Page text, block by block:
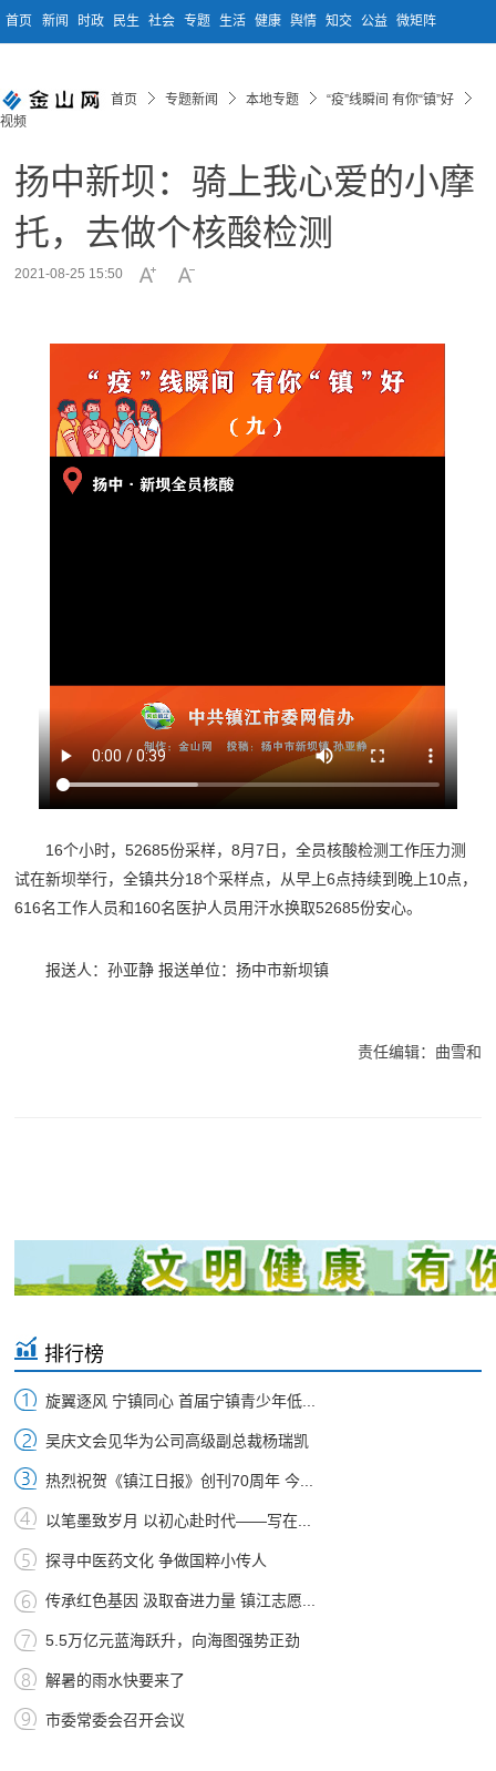
首页 新闻 时政 民生 社会 专题 生活 健康 舆情 知交 公益 微矩阵
首页 专题新闻 本地专题
“疫”线瞬间 有你“镇”好
视频
扬中新坝：骑上我心爱的小摩
托，去做个核酸检测
2021-08-25 15:50
16个小时，52685份采样，8月7日，全员核酸检测工作压力测
试在新坝举行，全镇共分18个采样点，从早上6点持续到晚上10点，
616名工作人员和160名医护人员用汗水换取52685份安心。
报送人：孙亚静 报送单位：扬中市新坝镇
责任编辑：曲雪和
排行榜
旋翼逐风 宁镇同心 首届宁镇青少年低...
吴庆文会见华为公司高级副总裁杨瑞凯
热烈祝贺《镇江日报》创刊70周年 今...
以笔墨致岁月 以初心赴时代——写在...
探寻中医药文化 争做国粹小传人
传承红色基因 汲取奋进力量 镇江志愿...
5.5万亿元蓝海跃升，向海图强势正劲
解暑的雨水快要来了
市委常委会召开会议